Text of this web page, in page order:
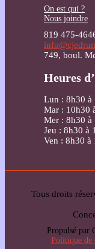
On est qui ?
Nous joindre
819 475-
749, boul.
Heures
Lun : 8h30 à
Mar : 10h30
Mer : 8h30 à
Jeu : 8h30 à
Ven : 8h30 à
Tous droits
Propulsé par
Politique de